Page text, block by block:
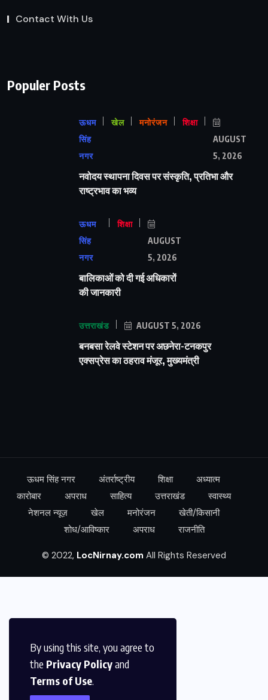
By using this site, you agree to
the Privacy Policyand
Terms of Use.
Contact With Us
Populer Posts
ऊधम
सिंह
नगर
खेल मनोरंजन शिक्षा
AUGUST
5, 2026
नवोदय स्थापना दिवस पर संस्कृति, प्रतिभा और
राष्ट्रभाव का भव्य
ऊधम
सिंह
नगर
शिक्षा
AUGUST
5, 2026
बालिकाओं को दी गई अधिकारों
की जानकारी
उत्तराखंड AUGUST 5, 2026
बनबसा रेलवे स्टेशन पर अछनेरा-टनकपुर
एक्सप्रेस का ठहराव मंजूर, मुख्यमंत्री
ऊधम सिंह नगर अंतर्राष्ट्रीय शिक्षा
अध्यात्म
कारोबार
अपराध साहित्य उत्तराखंड
स्वास्थ्य
नेशनल न्यूज़
खेल मनोरंजन
खेती/किसानी
शोध/आविष्कार
अपराध राजनीति
© 2022, LocNirnay.com All Rights Reserved